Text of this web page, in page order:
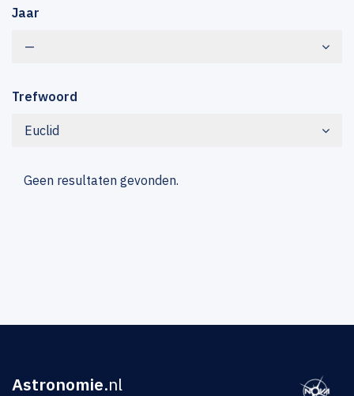
Jaar
—
Trefwoord
Euclid
Geen resultaten gevonden.
Astronomie.nl